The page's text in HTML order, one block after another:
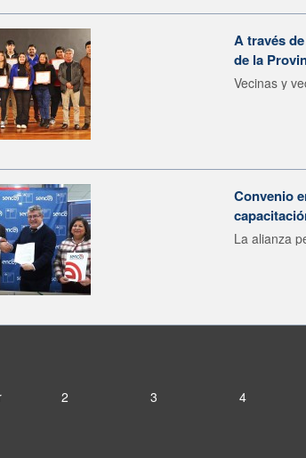
A través
de la
Vecinas y
Convenio
La alianza
2 3 4